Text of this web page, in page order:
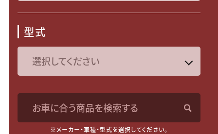
型式
お車に合う商品を検索する
※メーカー・車種・型式を選択してください。